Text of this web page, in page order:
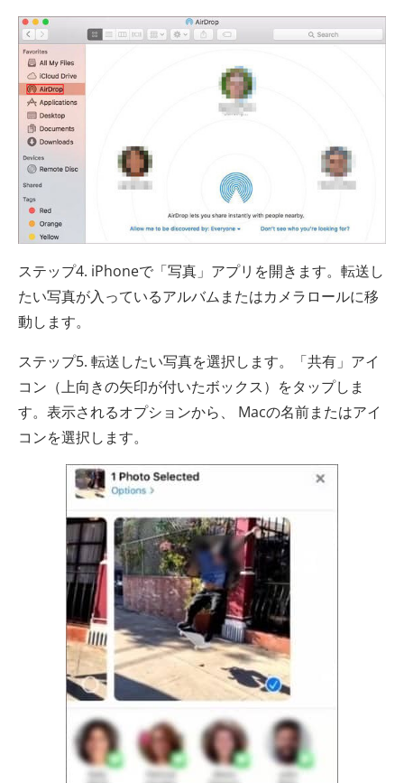
ステップ4. iPhoneで「写真」アプリを開きます。転送し
たい写真が入っているアルバムまたはカメラロールに移
動します。
ステップ5. 転送したい写真を選択します。「共有」アイ
コン（上向きの矢印が付いたボックス）をタップしま
す。表示されるオプションから、 Macの名前またはアイ
コンを選択します。